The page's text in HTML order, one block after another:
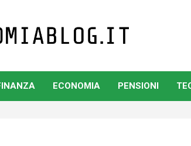
ECONOMIA PENSIONI